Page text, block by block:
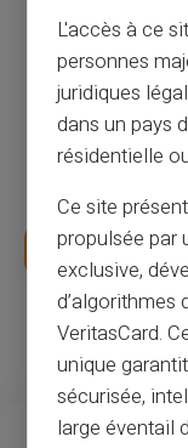
Vous
d’affaires et
Vous
basé sur le
Devenez
13
L'accès à ce
personnes
juridiques
dans un pays
résidentielle
Ce site
propulsée par
exclusive,
d’algorithmes
VeritasCard.
unique
sécurisée,
large éventail